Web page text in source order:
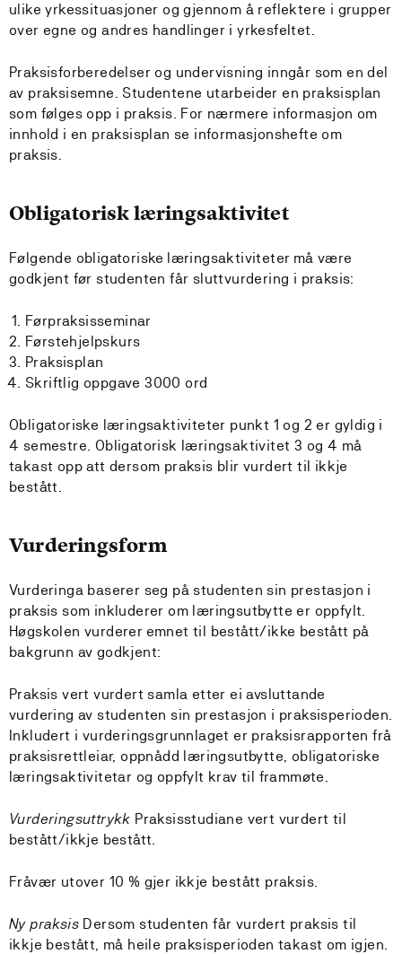
ulike yrkessituasjoner og gjennom å reflektere i grupper
over egne og andres handlinger i yrkesfeltet.
Praksisforberedelser og undervisning inngår som en del
av praksisemne. Studentene utarbeider en praksisplan
som følges opp i praksis. For nærmere informasjon om
innhold i en praksisplan se informasjonshefte om
praksis.
Obligatorisk læringsaktivitet
Følgende obligatoriske læringsaktiviteter må være
godkjent før studenten får sluttvurdering i praksis:
Førpraksisseminar
Førstehjelpskurs
Praksisplan
Skriftlig oppgave 3000 ord
Obligatoriske læringsaktiviteter punkt 1 og 2 er gyldig i
4 semestre. Obligatorisk læringsaktivitet 3 og 4 må
takast opp att dersom praksis blir vurdert til ikkje
bestått.
Vurderingsform
Vurderinga baserer seg på studenten sin prestasjon i
praksis som inkluderer om læringsutbytte er oppfylt.
Høgskolen vurderer emnet til bestått/ikke bestått på
bakgrunn av godkjent:
Praksis vert vurdert samla etter ei avsluttande
vurdering av studenten sin prestasjon i praksisperioden.
Inkludert i vurderingsgrunnlaget er praksisrapporten frå
praksisrettleiar, oppnådd læringsutbytte, obligatoriske
læringsaktivitetar og oppfylt krav til frammøte.
Vurderingsuttrykk Praksisstudiane vert vurdert til
bestått/ikkje bestått.
Fråvær utover 10 % gjer ikkje bestått praksis.
Ny praksis Dersom studenten får vurdert praksis til
ikkje bestått, må heile praksisperioden takast om igjen.